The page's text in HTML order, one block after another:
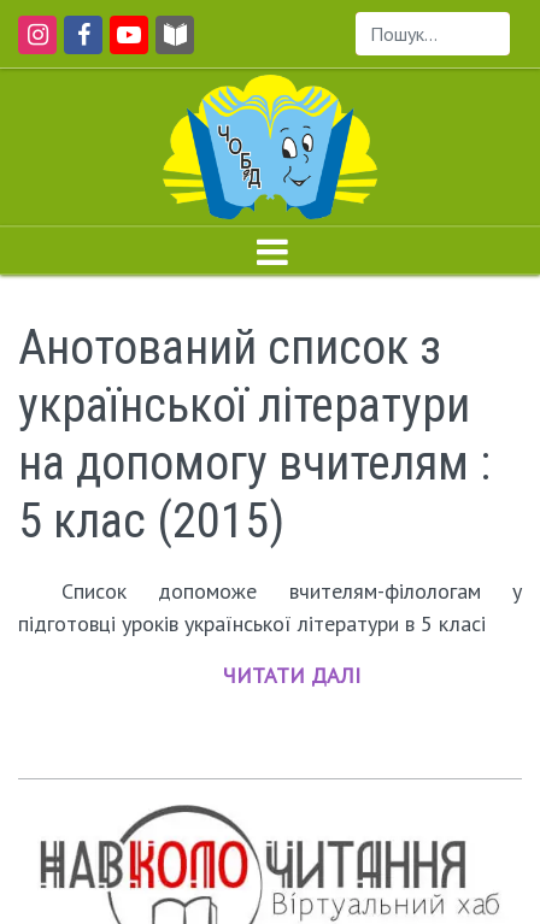
Пошук...
Анотований список з
української літератури
на допомогу вчителям :
5 клас (2015)
Список допоможе вчителям-філологам у
підготовці уроків української літератури в 5 класі
ЧИТАТИ ДАЛІ